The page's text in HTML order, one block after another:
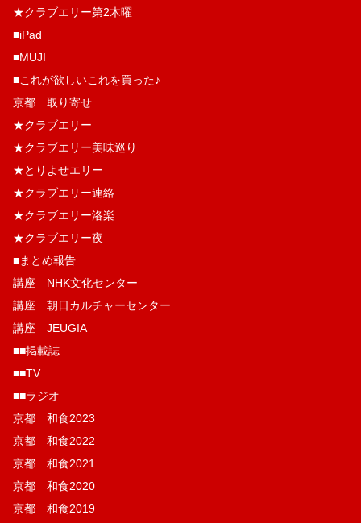
★クラブエリー第2木曜
■iPad
■MUJI
■これが欲しいこれを買った♪
京都 取り寄せ
★クラブエリー
★クラブエリー美味巡り
★とりよせエリー
★クラブエリー連絡
★クラブエリー洛楽
★クラブエリー夜
■まとめ報告
講座 NHK文化センター
講座 朝日カルチャーセンター
講座 JEUGIA
■■掲載誌
■■TV
■■ラジオ
京都 和食2023
京都 和食2022
京都 和食2021
京都 和食2020
京都 和食2019